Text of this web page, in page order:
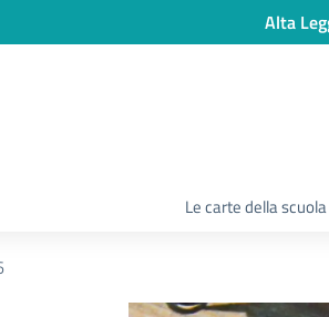
Alta
Le carte della scuola